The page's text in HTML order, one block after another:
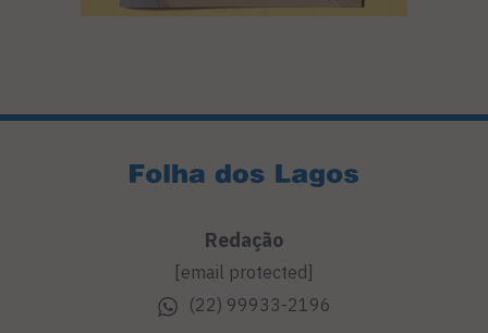
Redação
[email protected]
(22) 99933-2196